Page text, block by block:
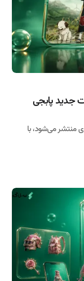
جدید پابجی
موبایل که در تاریخ ۹ جولای منتشر می‌شود، با